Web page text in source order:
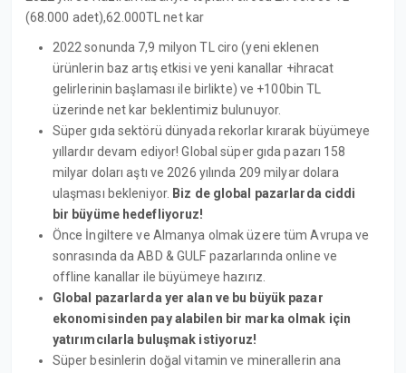
(68.000 adet),62.000TL net kar
2022 sonunda 7,9 milyon TL ciro (yeni eklenen
ürünlerin baz artış etkisi ve yeni kanallar +ihracat
gelirlerinin başlaması ile birlikte) ve +100bin TL
üzerinde net kar beklentimiz bulunuyor.
Süper gıda sektörü dünyada rekorlar kırarak büyümeye
yıllardır devam ediyor! Global süper gıda pazarı 158
milyar doları aştı ve 2026 yılında 209 milyar dolara
ulaşması bekleniyor. Biz de global pazarlarda ciddi
bir büyüme hedefliyoruz!
Önce İngiltere ve Almanya olmak üzere tüm Avrupa ve
sonrasında da ABD & GULF pazarlarında online ve
offline kanallar ile büyümeye hazırız.
Global pazarlarda yer alan ve bu büyük pazar
ekonomisinden pay alabilen bir marka olmak için
yatırımcılarla buluşmak istiyoruz!
Süper besinlerin doğal vitamin ve minerallerin ana